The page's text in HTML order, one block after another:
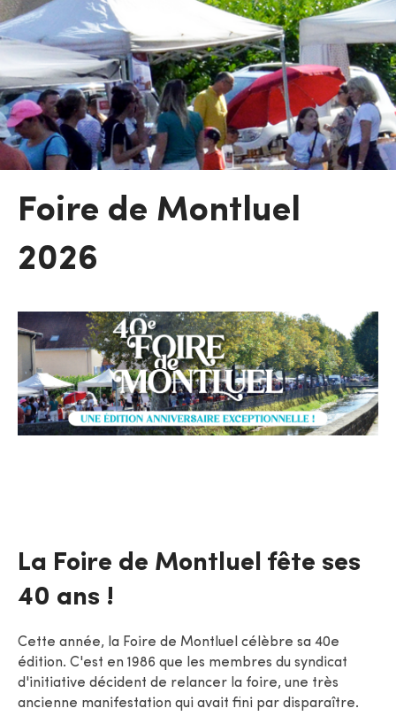
Foire de Montluel
2026
La Foire de Montluel fête ses
40 ans !
Cette année, la Foire de Montluel célèbre sa 40e
édition. C'est en 1986 que les membres du syndicat
d'initiative décident de relancer la foire, une très
ancienne manifestation qui avait fini par disparaître.